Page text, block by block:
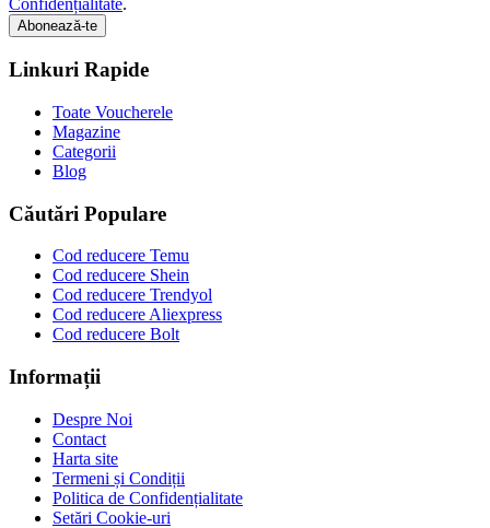
Confidențialitate.
Abonează-te
Linkuri Rapide
Toate Voucherele
Magazine
Categorii
Blog
Căutări Populare
Cod reducere Temu
Cod reducere Shein
Cod reducere Trendyol
Cod reducere Aliexpress
Cod reducere Bolt
Informații
Despre Noi
Contact
Harta site
Termeni și Condiții
Politica de Confidențialitate
Setări Cookie-uri